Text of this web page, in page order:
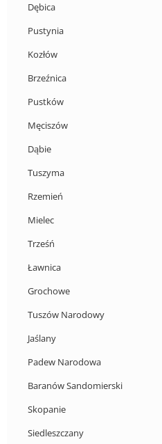
Dębica
Pustynia
Kozłów
Brzeźnica
Pustków
Męciszów
Dąbie
Tuszyma
Rzemień
Mielec
Trześń
Ławnica
Grochowe
Tuszów Narodowy
Jaślany
Padew Narodowa
Baranów Sandomierski
Skopanie
Siedleszczany